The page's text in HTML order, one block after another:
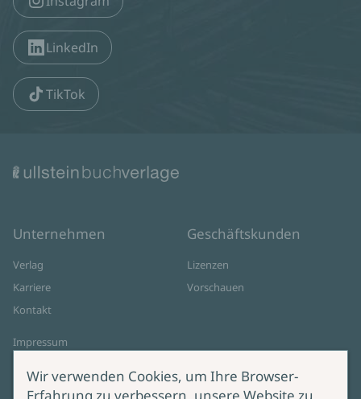
LinkedIn
TikTok
Unternehmen
Verlag
Karriere
Kontakt
Impressum
Cookie-Einstellungen
Geschäftskunden
Lizenzen
Vorschauen
Wir verwenden Cookies, um Ihre Browser-